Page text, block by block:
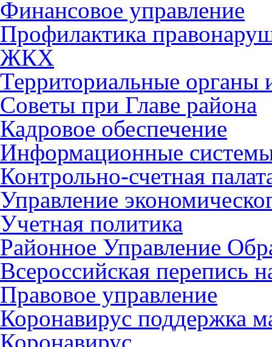
Финансовое управление
Профилактика
ЖКХ
Территориальные органы
Советы при Главе района
Кадровое обеспечение
Информационные
Контрольно-счетная
Управление
Учетная политика
Районное Управление
Всероссийская перепись
Правовое управление
Коронавирус поддержка